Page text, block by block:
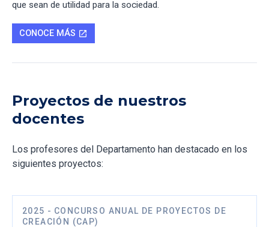
que sean de utilidad para la sociedad.
CONOCE MÁS open_in_new
Proyectos de nuestros
docentes
Los profesores del Departamento han destacado en los
siguientes proyectos:
2025 - CONCURSO ANUAL DE PROYECTOS DE
CREACIÓN (CAP)